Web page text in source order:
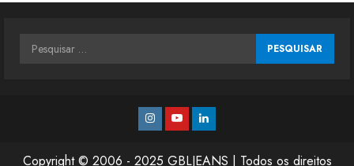
Pesquisar
Instagram
YoutubeLinkedin
Copyright © 2006 - 2025 GBLJEANS | Todos os direitos